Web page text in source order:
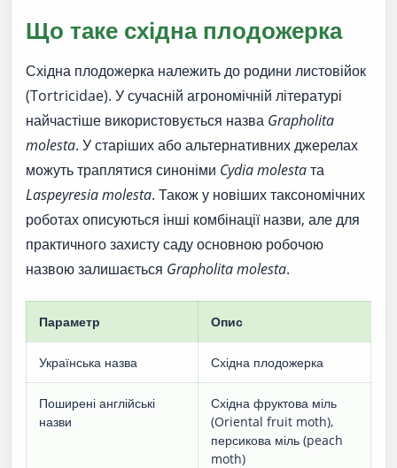
Що таке східна плодожерка
Східна плодожерка належить до родини листовійок
(Tortricidae). У сучасній агрономічній літературі
найчастіше використовується назва Grapholita
molesta. У старіших або альтернативних джерелах
можуть траплятися синоніми Cydia molestaта
Laspeyresia molesta. Також у новіших таксономічних
роботах описуються інші комбінації назви, але для
практичного захисту саду основною робочою
назвою залишається Grapholita molesta.
Параметр Опис
Українська назва Східна плодожерка
Поширені англійські
назви
Східна фруктова міль
(Oriental fruit moth),
персикова міль (peach
moth)